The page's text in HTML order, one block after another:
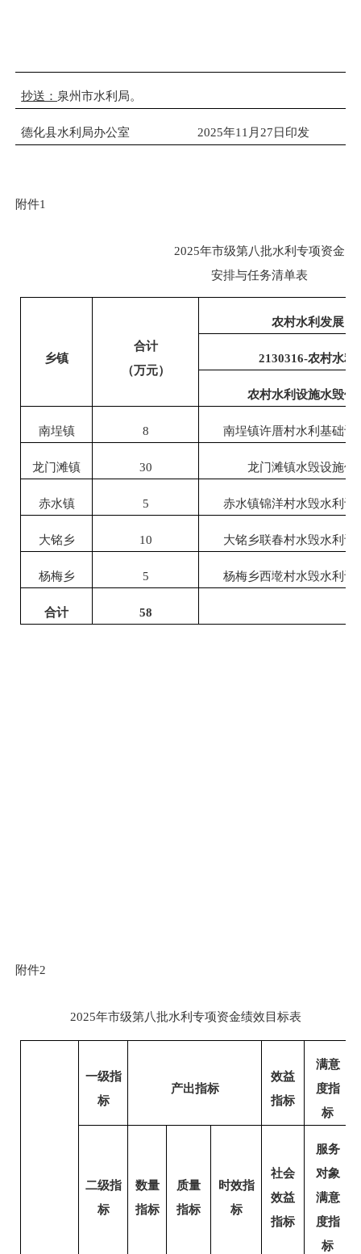
抄送： 泉州市水利局。
德化县水利局办公室 2025年11月 27日印发
附件1
2025年市级第八批水利专项资金
安排与任务清单表
乡镇
合计
（万元）
农村水利发展
2130316-农村水利
农村水利设施水毁修
南埕镇 8 南埕镇许厝村水利基础设
龙门滩镇 30 龙门滩镇水毁设施修
赤水镇 5 赤水镇锦洋村水毁水利设
大铭乡 10 大铭乡联春村水毁水利设
杨梅乡 5 杨梅乡西墘村水毁水利设
合计 58
附件2
2025年市级第八批水利专项资金绩效目标表
一级指
标
产出指标
效益
指标
满意
度指
标
二级指
标
数量
指标
质量
指标
时效指
标
社会
效益
指标
服务
对象
满意
度指
标